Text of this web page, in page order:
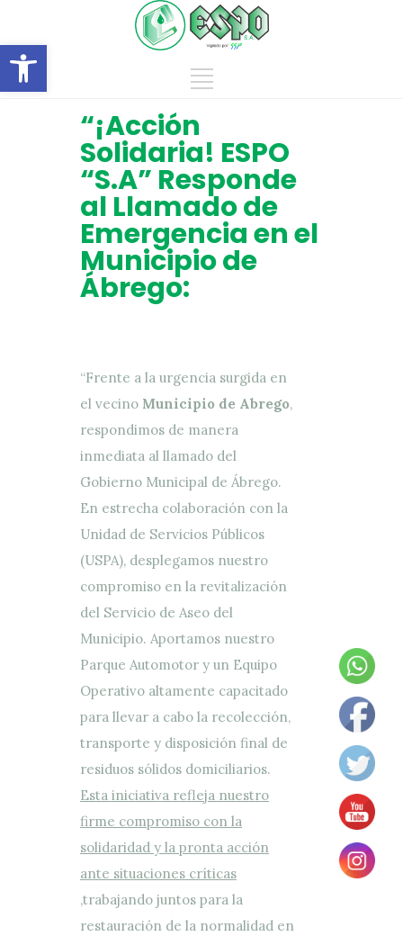
Abrir barra de herramientas
“¡Acción
Solidaria! ESPO
“S.A” Responde
al Llamado de
Emergencia en el
Municipio de
Ábrego:
“Frente a la urgencia surgida en
el vecino Municipio de Abrego,
respondimos de manera
inmediata al llamado del
Gobierno Municipal de Ábrego.
En estrecha colaboración con la
Unidad de Servicios Públicos
(USPA), desplegamos nuestro
compromiso en la revitalización
del Servicio de Aseo del
Municipio. Aportamos nuestro
Parque Automotor y un Equipo
Operativo altamente capacitado
para llevar a cabo la recolección,
transporte y disposición final de
residuos sólidos domiciliarios.
Esta iniciativa refleja nuestro
firme compromiso con la
solidaridad y la pronta acción
ante situaciones críticas
,trabajando juntos para la
restauración de la normalidad en